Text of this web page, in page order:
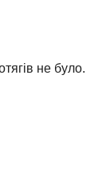
не було.